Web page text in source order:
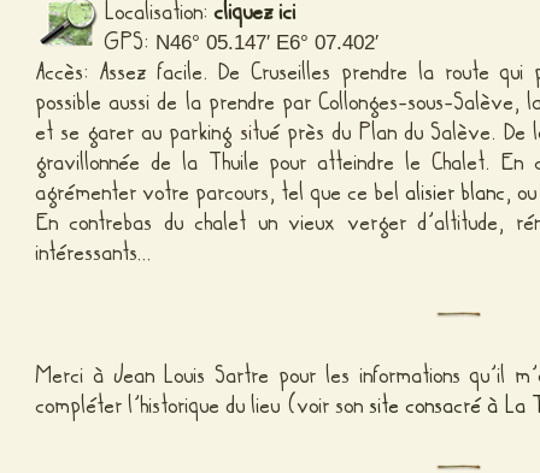
Localisation:cliquez ici
GPS: N46° 05.147′ E6° 07.402′
Accès: Assez facile. De Cruseilles prendre la route
possible aussi de la prendre par Collonges-sous-
et se garer au parking situé près du Plan du Salève.
gravillonnée de la Thuile pour atteindre le Chalet. En
agrémenter votre parcours, tel que ce belalisier blanc,
En contrebas du chalet un vieux verger d’altitude,
intéressants…
Merci à Jean Louis Sartre pour les informations qu’il
compléter l’historique du lieu (voir sonsite consacré à La